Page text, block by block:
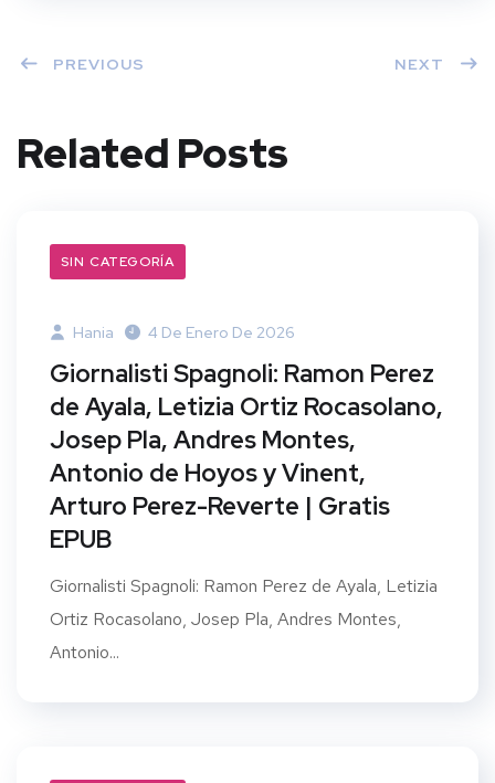
PREVIOUS NEXT
Related Posts
SIN CATEGORÍA
Hania 4 De Enero De 2026
Giornalisti Spagnoli: Ramon Perez
de Ayala, Letizia Ortiz Rocasolano,
Josep Pla, Andres Montes,
Antonio de Hoyos y Vinent,
Arturo Perez-Reverte | Gratis
EPUB
Giornalisti Spagnoli: Ramon Perez de Ayala, Letizia
Ortiz Rocasolano, Josep Pla, Andres Montes,
Antonio...